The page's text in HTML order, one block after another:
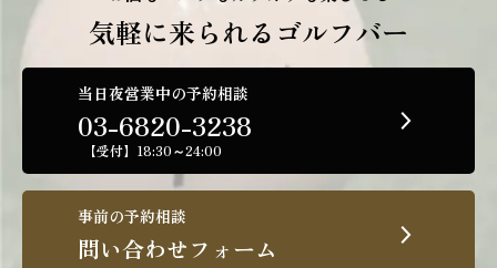
気軽に来られるゴルフバー
当日夜営業中の予約相談
03-6820-3238
【受付】18:30～24:00
事前の予約相談
問い合わせフォーム